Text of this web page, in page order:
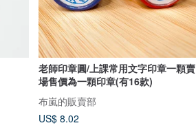
老師印章圓/上課常用文字印章一顆賣
場售價為一顆印章(有16款)
布嵐的販賣部
US$ 8.02